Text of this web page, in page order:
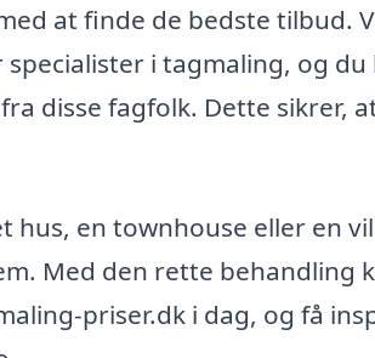
at finde de bedste tilbud.
specialister i tagmaling, og
disse fagfolk. Dette sikrer,
hus, en townhouse eller en
Med den rette behandling
priser.dk i dag, og få